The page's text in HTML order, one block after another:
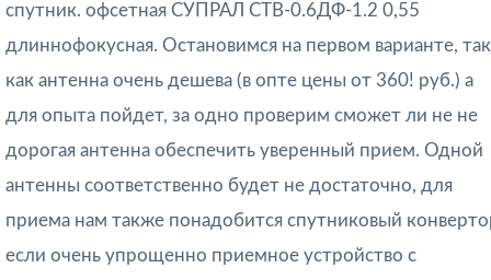
спутник. офсетная СУПРАЛ CTB-0.6ДФ-1.2 0,55
длиннофокусная. Остановимся на первом варианте, так
как антенна очень дешева (в опте цены от 360! руб.) а
для опыта пойдет, за одно проверим сможет ли не не
дорогая антенна обеспечить уверенный прием. Одной
антенны соответственно будет не достаточно, для
приема нам также понадобится спутниковый
если очень упрощенно приемное устройство с